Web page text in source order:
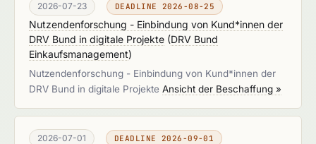
2026-07-23 DEADLINE 2026-08-25
Nutzendenforschung - Einbindung von Kund*innen der
DRV Bund in digitale Projekte (DRV Bund
Einkaufsmanagement)
Nutzendenforschung - Einbindung von Kund*innen der
DRV Bund in digitale Projekte Ansicht der Beschaffung »
2026-07-01 DEADLINE 2026-09-01